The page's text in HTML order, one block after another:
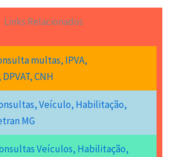
Links Relacionados
multas, IPVA,
CNH
Veículo, Habilitação,
MG
Veículos, Habilitação,